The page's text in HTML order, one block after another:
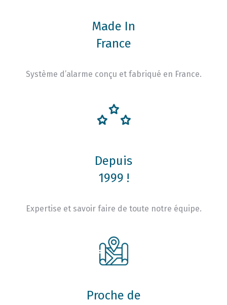
Made In
France
Système d’alarme conçu et fabriqué en France.
Depuis
1999 !
Expertise et savoir faire de toute notre équipe.
Proche de